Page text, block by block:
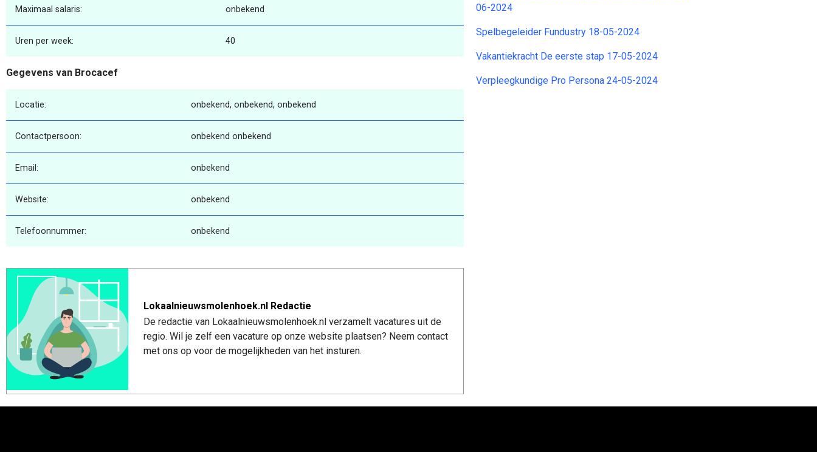
Maximaal salaris: onbekend
Uren per week: 40
Gegevens van Brocacef
Locatie: onbekend, onbekend, onbekend
Contactpersoon: onbekend onbekend
Email: onbekend
Website: onbekend
Telefoonnummer: onbekend
Lokaalnieuwsmolenhoek.nl Redactie
De redactie van Lokaalnieuwsmolenhoek.nl verzamelt vacatures uit de
regio. Wil je zelf een vacature op onze website plaatsen? Neem contact
met ons op voor de mogelijkheden van het insturen.
06-2024
Spelbegeleider Fundustry 18-05-2024
Vakantiekracht De eerste stap 17-05-2024
Verpleegkundige Pro Persona 24-05-2024